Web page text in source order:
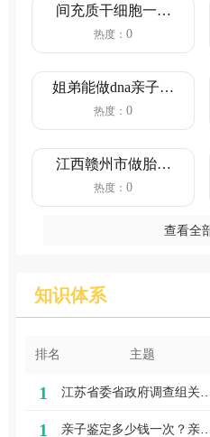
间充质干细胞一针
价格是多少？（间
热度：0
姐弟能做dna亲子鉴
定吗?亲缘关系鉴定
热度：0
江西赣州市做胎儿
亲子鉴定需要多少
热度：0
查看全
知识体系
排名 主题
1 江苏省委省政府调查组关于“丰县生育八孩女子”事件调查处理情况的通报
1 亲子鉴定多少钱一次？亲子鉴定要多少钱的费用？